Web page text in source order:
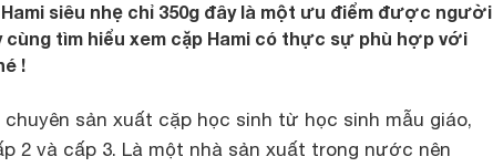
siêu nhẹ chỉ 350g đây là một ưu điểm được người
cùng tìm hiểu xem cặp Hami có thực sự phù hợp với
!
chuyên sản xuất cặp học sinh từ học sinh mẫu giáo,
2 và cấp 3. Là một nhà sản xuất trong nước nên